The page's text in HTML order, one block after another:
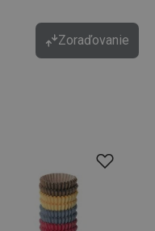
Zoraďovanie